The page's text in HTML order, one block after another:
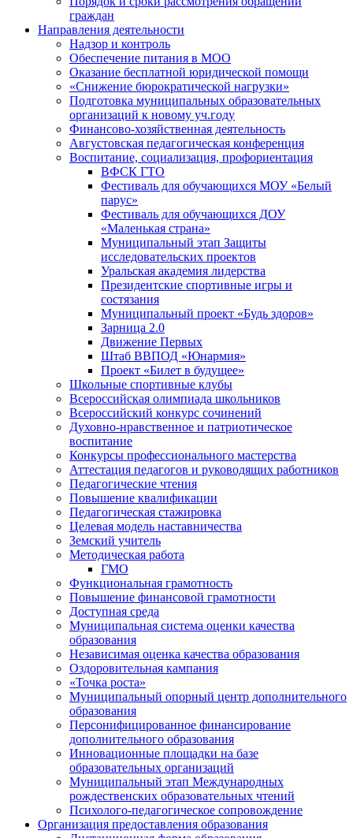
граждан
Направления деятельности
Надзор и контроль
Обеспечение питания в МОО
Оказание бесплатной юридической помощи
«Снижение бюрократической нагрузки»
Подготовка муниципальных образовательных
организаций к новому уч.году
Финансово-хозяйственная деятельность
Августовская педагогическая конференция
Воспитание, социализация, профориентация
ВФСК ГТО
Фестиваль для обучающихся МОУ «Белый
парус»
Фестиваль для обучающихся ДОУ
«Маленькая страна»
Муниципальный этап Защиты
исследовательских проектов
Уральская академия лидерства
Президентские спортивные игры и
состязания
Муниципальный проект «Будь здоров»
Зарница 2.0
Движение Первых
Штаб ВВПОД «Юнармия»
Проект «Билет в будущее»
Школьные спортивные клубы
Всероссийская олимпиада школьников
Всероссийский конкурс сочинений
Духовно-нравственное и патриотическое
воспитание
Конкурсы профессионального мастерства
Аттестация педагогов и руководящих работников
Педагогические чтения
Повышение квалификации
Педагогическая стажировка
Целевая модель наставничества
Земский учитель
Методическая работа
ГМО
Функциональная грамотность
Повышение финансовой грамотности
Доступная среда
Муниципальная система оценки качества
образования
Независимая оценка качества образования
Оздоровительная кампания
«Точка роста»
Муниципальный опорный центр дополнительного
образования
Персонифицированное финансирование
дополнительного образования
Инновационные площадки на базе
образовательных организаций
Муниципальный этап Международных
рождественских образовательных чтений
Психолого-педагогическое сопровождение
Организация предоставления образования